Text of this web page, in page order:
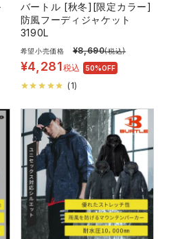
服
ア
日進ゴム
丸五
タカヤ商事
自重堂
セロリー 大阪支店
バートル [秋冬][限定カラー]
防風フーディジャケット
3190L
希望小売価格 ¥8,690(税込)
¥4,281税込 50%OFF
(1)